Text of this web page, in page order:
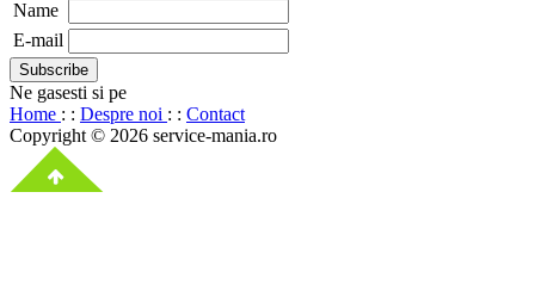
Name
E-mail
Ne gasesti si pe
Home : : Despre noi : : Contact
Copyright © 2026 service-mania.ro